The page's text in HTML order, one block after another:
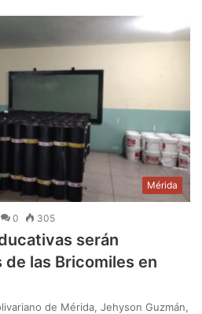
Mérida
0 305
serán
las Bricomiles en
de Mérida, Jehyson Guzmán,